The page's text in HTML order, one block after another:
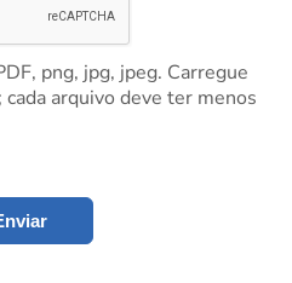
png, jpg, jpeg. Carregue
arquivo deve ter menos